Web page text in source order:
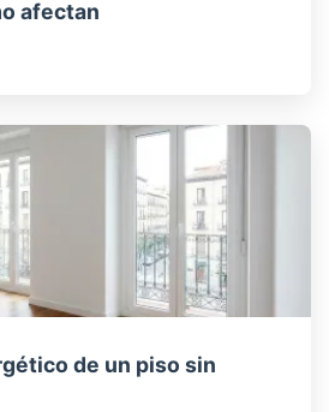
afectan
de un piso sin